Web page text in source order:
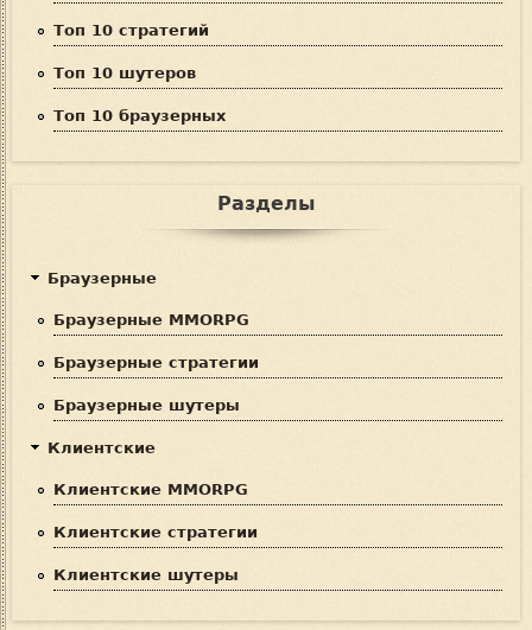
Топ 10 стратегий
Топ 10 шутеров
Топ 10 браузерных
Разделы
Браузерные
Браузерные MMORPG
Браузерные стратегии
Браузерные шутеры
Клиентские
Клиентские MMORPG
Клиентские стратегии
Клиентские шутеры